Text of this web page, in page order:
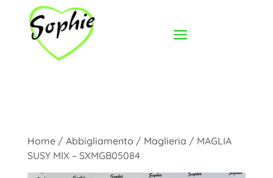
Home/ Abbigliamento / Maglieria / MAGLIA
SUSY MIX – SXMGB05084